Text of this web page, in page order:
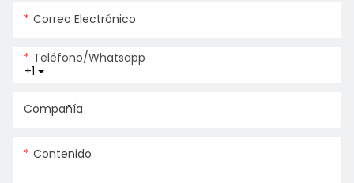
Correo Electrónico
+1
Teléfono/whatsapp
Compañía
Contenido